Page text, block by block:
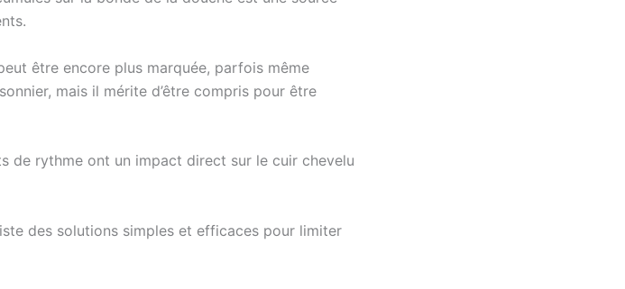
être encore plus marquée, parfois même
mais il mérite d’être compris pour être
de rythme ont un impact direct sur le cuir chevelu
des solutions simples et efficaces pour limiter